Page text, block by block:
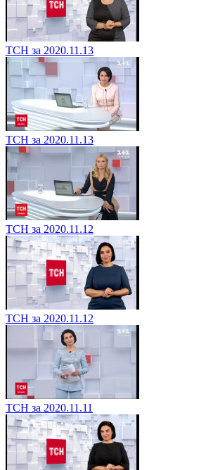
ТСН за 2020.11.13
ТСН за 2020.11.13
ТСН за 2020.11.12
ТСН за 2020.11.12
ТСН за 2020.11.11